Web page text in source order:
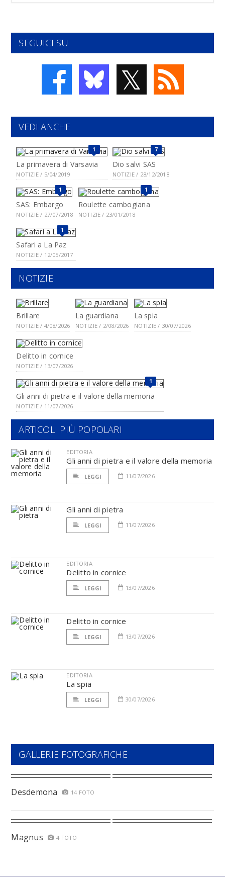
SEGUICI SU
𝕏
VEDI ANCHE
1
La primavera di Varsavia
NOTIZIE / 5/04/2019
7
Dio salvi SAS
NOTIZIE / 28/12/2018
1
SAS: Embargo
NOTIZIE / 27/07/2018
1
Roulette cambogiana
NOTIZIE / 23/01/2018
1
Safari a La Paz
NOTIZIE / 12/05/2017
NOTIZIE
Brillare
NOTIZIE / 4/08/2026
La guardiana
NOTIZIE / 2/08/2026
La spia
NOTIZIE / 30/07/2026
Delitto in cornice
NOTIZIE / 13/07/2026
1
Gli anni di pietra e il valore della memoria
NOTIZIE / 11/07/2026
ARTICOLI PIÙ POPOLARI
EDITORIA
Gli anni di pietra e il valore della memoria
LEGGI 11/07/2026
Gli anni di pietra
LEGGI 11/07/2026
EDITORIA
Delitto in cornice
LEGGI 13/07/2026
Delitto in cornice
LEGGI 13/07/2026
EDITORIA
La spia
LEGGI 30/07/2026
GALLERIE FOTOGRAFICHE
Desdemona 14 FOTO
Magnus 4 FOTO